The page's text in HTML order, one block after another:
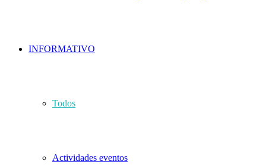
INFORMATIVO
Todos
Actividades eventos